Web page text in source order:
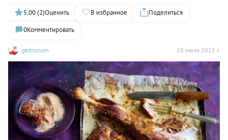
gastronom 10 июля 2025 г.
5.00 (2)Оценить В избранное
Поделиться
0Комментировать